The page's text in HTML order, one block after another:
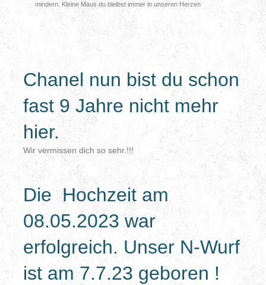
mindern. Kleine Maus du bleibst immer in unseren Herzen
Chanel nun bist du schon
fast 9 Jahre nicht mehr
hier.
Wir vermissen dich so sehr.!!!
Die Hochzeit am
08.05.2023 war
erfolgreich. Unser N-Wurf
ist am 7.7.23 geboren !